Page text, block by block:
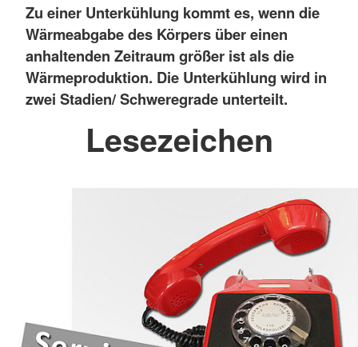
Zu einer Unterkühlung kommt es, wenn die
Wärmeabgabe des Körpers über einen
anhaltenden Zeitraum größer ist als die
Wärmeproduktion. Die Unterkühlung wird in
zwei Stadien/ Schweregrade unterteilt.
Lesezeichen